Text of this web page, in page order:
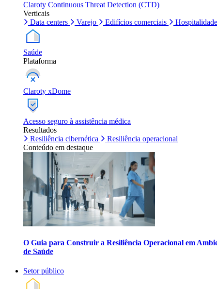
Claroty Continuous Threat Detection (CTD)
Verticais
Data centers
Varejo Edifícios comerciais Hospitalidade
Saúde
Plataforma
Claroty xDome
Acesso seguro à assistência médica
Resultados
Resiliência cibernética
Resiliência operacional
Conteúdo em destaque
O Guia para Construir a Resiliência Operacional em
de Saúde
Setor público